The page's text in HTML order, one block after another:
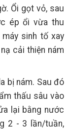
Ổi gọt vỏ, sau
ép ổi vừa thu
sinh tố xay
cải thiện nám
bị nám. Sau đó
thấu sâu vào
lại bằng nước
2 - 3 lần/tuần,